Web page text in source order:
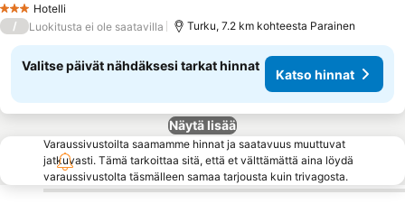
3 Tähtiluokitus
Hotelli
/ Luokitusta ei ole saatavilla Turku, 7.2 km kohteesta Parainen
Valitse päivät nähdäksesi tarkat hinnat
Katso hinnat
Näytä lisää
Varaussivustoilta saamamme hinnat ja saatavuus muuttuvat
jatkuvasti. Tämä tarkoittaa sitä, että et välttämättä aina löydä
varaussivustolta täsmälleen samaa tarjousta kuin trivagosta.